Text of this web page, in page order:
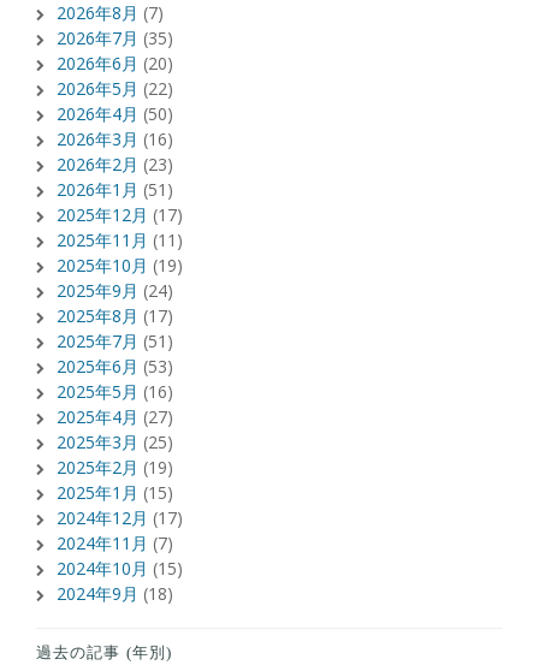
2026年8月 (7)
2026年7月 (35)
2026年6月 (20)
2026年5月 (22)
2026年4月 (50)
2026年3月 (16)
2026年2月 (23)
2026年1月 (51)
2025年12月 (17)
2025年11月 (11)
2025年10月 (19)
2025年9月 (24)
2025年8月 (17)
2025年7月 (51)
2025年6月 (53)
2025年5月 (16)
2025年4月 (27)
2025年3月 (25)
2025年2月 (19)
2025年1月 (15)
2024年12月 (17)
2024年11月 (7)
2024年10月 (15)
2024年9月 (18)
過去の記事 (年別)